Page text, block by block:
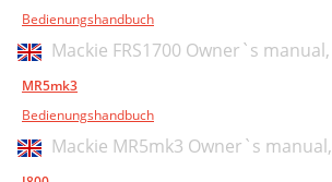
Bedienungshandbuch
Mackie FRS1700 Owner`s manual,
MR5mk3
Bedienungshandbuch
Mackie MR5mk3 Owner`s manual,